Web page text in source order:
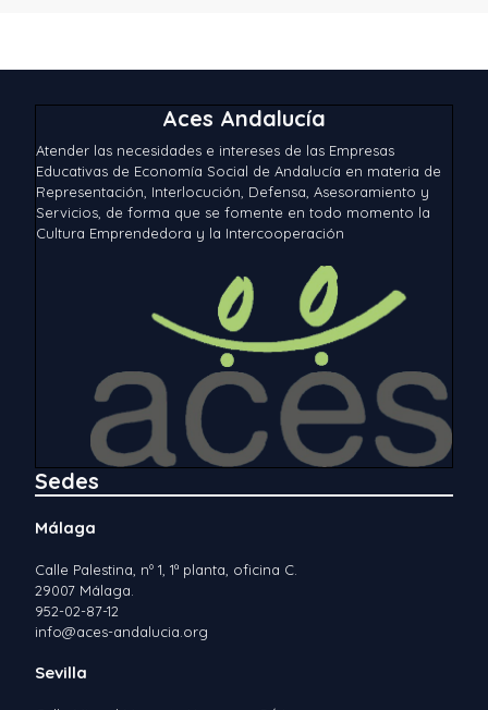
Aces Andalucía
Atender las necesidades e intereses de las Empresas
Educativas de Economía Social de Andalucía en materia de
Representación, Interlocución, Defensa, Asesoramiento y
Servicios, de forma que se fomente en todo momento la
Cultura Emprendedora y la Intercooperación
Sedes
Málaga
Calle Palestina, nº 1, 1ª planta, oficina C.
29007 Málaga.
952-02-87-12
info@aces-andalucia.org
Sevilla